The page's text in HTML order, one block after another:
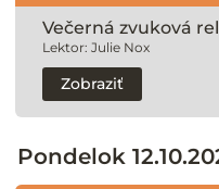
Večerná zvuková
Lektor: Julie Nox
Zobraziť
Pondelok